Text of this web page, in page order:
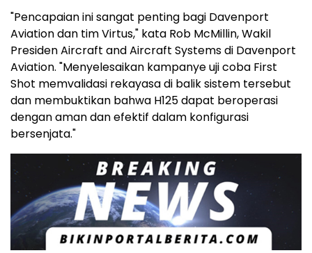
"Pencapaian ini sangat penting bagi Davenport
Aviation dan tim Virtus," kata Rob McMillin, Wakil
Presiden Aircraft and Aircraft Systems di Davenport
Aviation. "Menyelesaikan kampanye uji coba First
Shot memvalidasi rekayasa di balik sistem tersebut
dan membuktikan bahwa H125 dapat beroperasi
dengan aman dan efektif dalam konfigurasi
bersenjata."